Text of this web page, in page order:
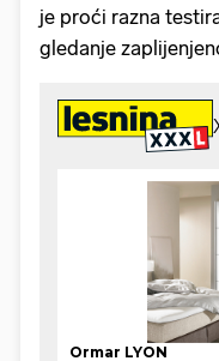
je proći razna
gledanje